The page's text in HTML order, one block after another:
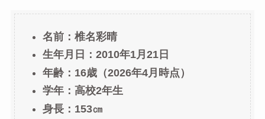
名前：椎名彩晴
生年月日： 2010年1月21日
年齢：16歳（2026年4月時点）
学年：高校2年生
身長：153㎝